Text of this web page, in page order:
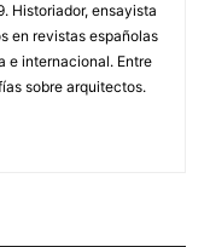
Historiador, ensayista
en revistas españolas
e internacional. Entre
sobre arquitectos.